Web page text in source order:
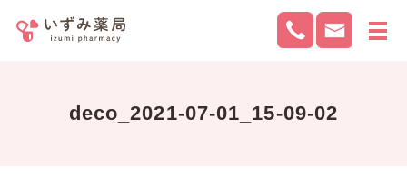
メ
deco_2021-07-01_15-09-02